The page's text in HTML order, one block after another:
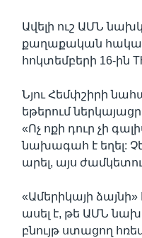
Ավելի ուշ ԱՄՆ
քաղաքական
հոկտեմբերի 16-ին
Նյու Հեմփշիրի
եթերում
«Ոչ ոքի դուր չի
նախագահ է եղել:
արել, այս
«Ամերիկայի
ասել է, թե ԱՄՆ
բնույթ ստացող